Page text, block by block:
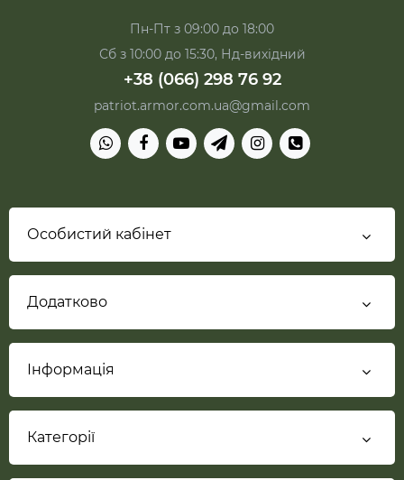
Пн-Пт з 09:00 до 18:00
Сб з 10:00 до 15:30, Нд-вихідний
+38 (066) 298 76 92
patriot.armor.com.ua@gmail.com
Особистий кабінет
Додатково
Інформація
Категорії